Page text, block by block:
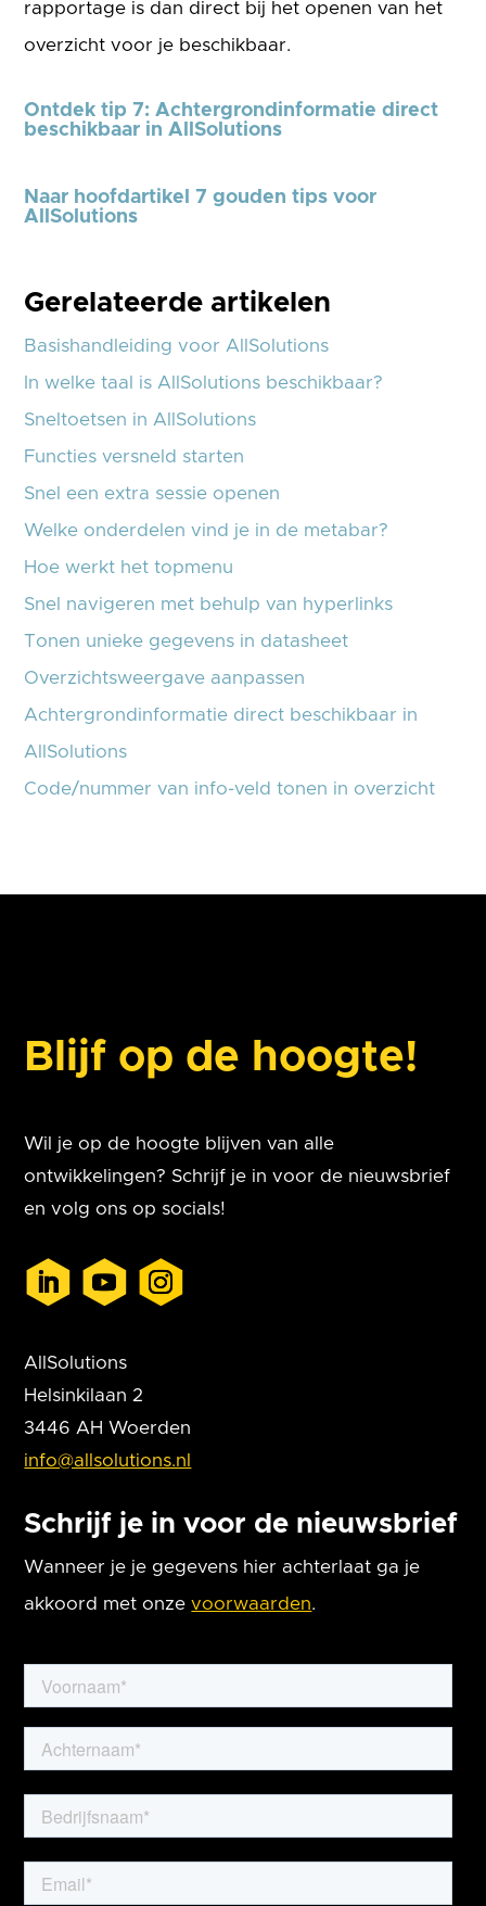
rapportage is dan direct bij het openen van het
overzicht voor je beschikbaar.
Ontdek tip 7: Achtergrondinformatie direct
beschikbaar in AllSolutions
Naar hoofdartikel 7 gouden tips voor
AllSolutions
Gerelateerde artikelen
Basishandleiding voor AllSolutions
In welke taal is AllSolutions beschikbaar?
Sneltoetsen in AllSolutions
Functies versneld starten
Snel een extra sessie openen
Welke onderdelen vind je in de metabar?
Hoe werkt het topmenu
Snel navigeren met behulp van hyperlinks
Tonen unieke gegevens in datasheet
Overzichtsweergave aanpassen
Achtergrondinformatie direct beschikbaar in
AllSolutions
Code/nummer van info-veld tonen in overzicht
Blijf op de hoogte!
Wil je op de hoogte blijven van alle
ontwikkelingen? Schrijf je in voor de nieuwsbrief
en volg ons op socials!
AllSolutions
Helsinkilaan 2
3446 AH Woerden
info@allsolutions.nl
Schrijf je in voor de nieuwsbrief
Wanneer je je gegevens hier achterlaat ga je
akkoord met onzevoorwaarden.